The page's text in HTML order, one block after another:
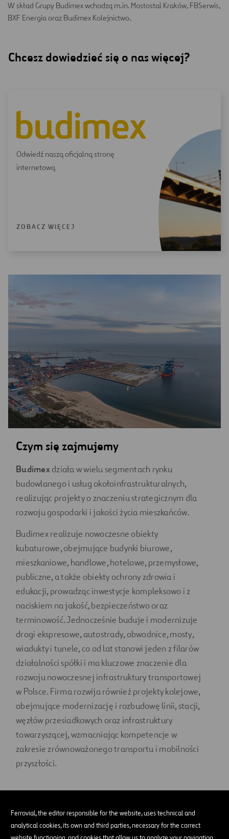
Ferrovial, the editor responsible for the website, uses technical and
analytical cookies, its own and third parties, necessary for the correct
W skład Grupy Budimex wchodzą m.in. Mostostal Kraków, FBSerwis,
BXF Energia oraz Budimex Kolejnictwo.
Chcesz dowiedzieć się o nas więcej?
Odwiedź naszą oficjalną stronę
internetową
ZOBACZ WIĘCEJ
Czym się zajmujemy
Budimexdziała w wielu segmentach rynku
budowlanego i usług okołoinfrastrukturalnych,
realizując projekty o znaczeniu strategicznym dla
rozwoju gospodarki i jakości życia mieszkańców.
Budimex realizuje nowoczesne obiekty
kubaturowe, obejmujące budynki biurowe,
mieszkaniowe, handlowe, hotelowe, przemysłowe,
publiczne, a także obiekty ochrony zdrowia i
edukacji, prowadząc inwestycje kompleksowo i z
naciskiem na jakość, bezpieczeństwo oraz
terminowość. Jednocześnie buduje i modernizuje
drogi ekspresowe, autostrady, obwodnice, mosty,
wiadukty i tunele, co od lat stanowi jeden z filarów
działalności spółki i ma kluczowe znaczenie dla
rozwoju nowoczesnej infrastruktury transportowej
w Polsce. Firma rozwija również projekty kolejowe,
obejmujące modernizację i rozbudowę linii, stacji,
węzłów przesiadkowych oraz infrastruktury
towarzyszącej, wzmacniając kompetencje w
zakresie zrównoważonego transportu i mobilności
przyszłości.